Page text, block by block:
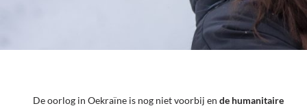
De oorlog in Oekraïne is nog niet voorbij en de humanitaire